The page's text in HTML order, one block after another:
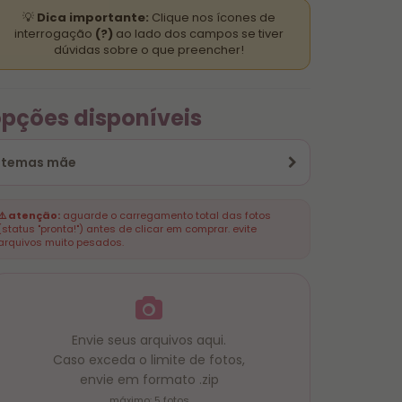
💡 Dica importante: Clique nos ícones de
interrogação (?) ao lado dos campos se tiver
dúvidas sobre o que preencher!
disponíveis
temas mãe
atenção: aguarde o carregamento total das fotos
"pronta!") antes de clicar em comprar. evite
muito pesados.
Envie seus arquivos aqui.
Caso exceda o limite de fotos,
envie em formato .zip